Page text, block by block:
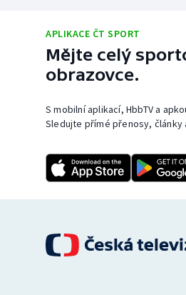
APLIKACE ČT SPORT
Mějte celý
obrazovce.
S mobilní aplikací, HbbTV a
Sledujte přímé přenosy,